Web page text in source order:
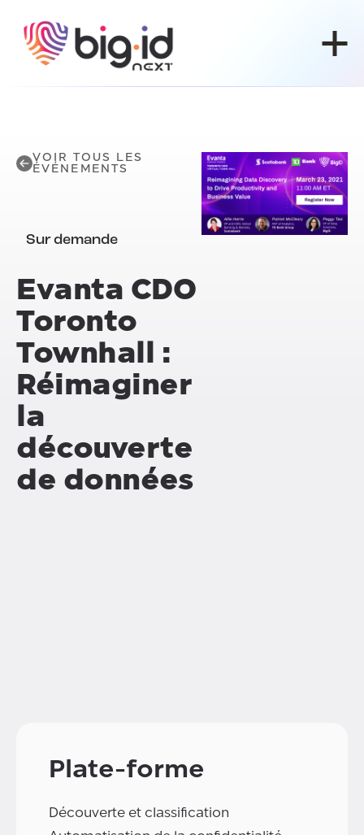
VOIR TOUS LES
ÉVÉNEMENTS
Sur demande
Evanta CDO
Toronto
Townhall :
Réimaginer
la
découverte
de données
Plate-forme
Découverte et classification